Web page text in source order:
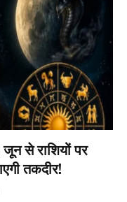
जून से राशियों पर
तकदीर!